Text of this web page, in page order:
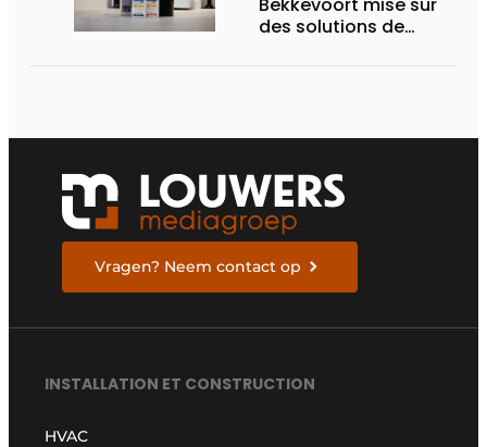
Bekkevoort mise sur
des solutions de
pompe à chaleur
Vragen? Neem contact op
INSTALLATION ET CONSTRUCTION
HVAC